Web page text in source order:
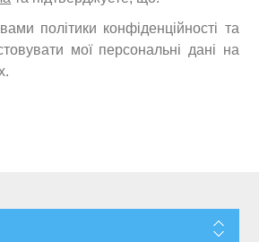
політики конфіденційності та
мої персональні дані на